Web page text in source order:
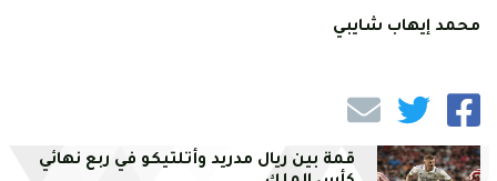
محمد إيهاب شايبي
قمة بين ريال مدريد وأتلتيكو في ربع نهائي